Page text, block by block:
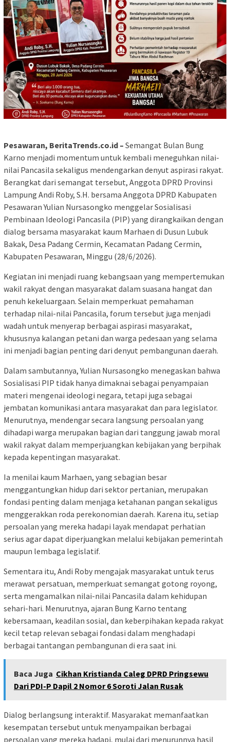
Pesawaran, BeritaTrends.co.id – Semangat Bulan Bung
Karno menjadi momentum untuk kembali meneguhkan nilai-
nilai Pancasila sekaligus mendengarkan denyut aspirasi rakyat.
Berangkat dari semangat tersebut, Anggota DPRD Provinsi
Lampung Andi Roby, S.H. bersama Anggota DPRD Kabupaten
Pesawaran Yulian Nursasongko menggelar Sosialisasi
Pembinaan Ideologi Pancasila (PIP) yang dirangkaikan dengan
dialog bersama masyarakat kaum Marhaen di Dusun Lubuk
Bakak, Desa Padang Cermin, Kecamatan Padang Cermin,
Kabupaten Pesawaran, Minggu (28/6/2026).
Kegiatan ini menjadi ruang kebangsaan yang mempertemukan
wakil rakyat dengan masyarakat dalam suasana hangat dan
penuh kekeluargaan. Selain memperkuat pemahaman
terhadap nilai-nilai Pancasila, forum tersebut juga menjadi
wadah untuk menyerap berbagai aspirasi masyarakat,
khususnya kalangan petani dan warga pedesaan yang selama
ini menjadi bagian penting dari denyut pembangunan daerah.
Dalam sambutannya, Yulian Nursasongko menegaskan bahwa
Sosialisasi PIP tidak hanya dimaknai sebagai penyampaian
materi mengenai ideologi negara, tetapi juga sebagai
jembatan komunikasi antara masyarakat dan para legislator.
Menurutnya, mendengar secara langsung persoalan yang
dihadapi warga merupakan bagian dari tanggung jawab moral
wakil rakyat dalam memperjuangkan kebijakan yang berpihak
kepada kepentingan masyarakat.
Ia menilai kaum Marhaen, yang sebagian besar
menggantungkan hidup dari sektor pertanian, merupakan
fondasi penting dalam menjaga ketahanan pangan sekaligus
menggerakkan roda perekonomian daerah. Karena itu, setiap
persoalan yang mereka hadapi layak mendapat perhatian
serius agar dapat diperjuangkan melalui kebijakan pemerintah
maupun lembaga legislatif.
Sementara itu, Andi Roby mengajak masyarakat untuk terus
merawat persatuan, memperkuat semangat gotong royong,
serta mengamalkan nilai-nilai Pancasila dalam kehidupan
sehari-hari. Menurutnya, ajaran Bung Karno tentang
kebersamaan, keadilan sosial, dan keberpihakan kepada rakyat
kecil tetap relevan sebagai fondasi dalam menghadapi
berbagai tantangan pembangunan di era saat ini.
Baca Juga Cikhan Kristianda Caleg DPRD Pringsewu
Dari PDI-P Dapil 2 Nomor 6 Soroti Jalan Rusak
Dialog berlangsung interaktif. Masyarakat memanfaatkan
kesempatan tersebut untuk menyampaikan berbagai
persoalan yang mereka hadapi, mulai dari menurunnya hasil